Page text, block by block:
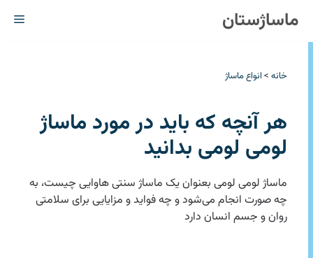
محتوا
ماساژستان
خانه > انواع ماساژ
هر آنچه که باید در مورد ماساژ
لومی لومی بدانید
ماساژ لومی لومی بعنوان یک ماساژ سنتی هاوایی چیست، به
چه صورت انجام می‌شود و چه فواید و مزایایی ‏برای سلامتی
روان و جسم انسان دارد